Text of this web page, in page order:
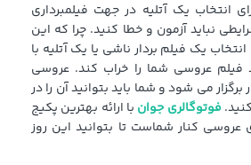
انتخاب یک آتلیه در جهت فیلمبرداری
نباید آزمون و خطا کنید. چرا که این
یک فیلم بردار ناشی یا یک آتلیه با
فیلم عروسی شما را خراب کند. عروسی
می شود و شما باید بتوانید آن را در
فوتوگالری جوان با ارائه بهترین پکیج
کنار شماست تا بتوانید این روز